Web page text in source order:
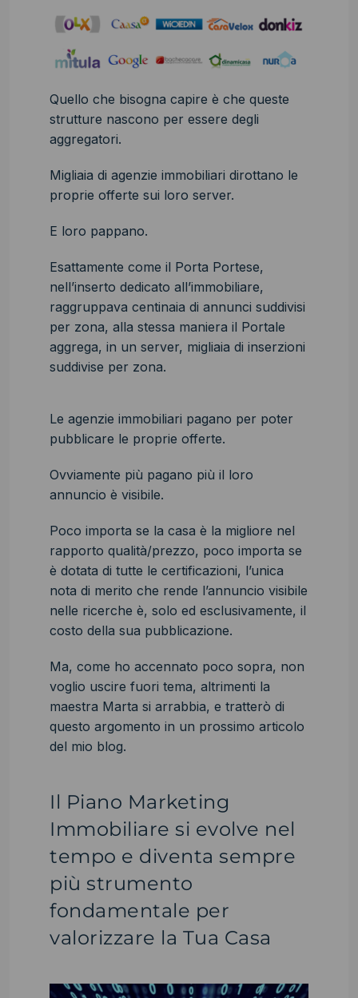
Quello che bisogna capire è che queste
strutture nascono per essere degli
aggregatori.
Migliaia di agenzie immobiliari dirottano le
proprie offerte sui loro server.
E loro pappano.
Esattamente come il Porta Portese,
nell’inserto dedicato all’immobiliare,
raggruppava centinaia di annunci suddivisi
per zona, alla stessa maniera il Portale
aggrega, in un server, migliaia di inserzioni
suddivise per zona.
Le agenzie immobiliari pagano per poter
pubblicare le proprie offerte.
Ovviamente più pagano più il loro
annuncio è visibile.
Poco importa se la casa è la migliore nel
rapporto qualità/prezzo, poco importa se
è dotata di tutte le certificazioni, l’unica
nota di merito che rende l’annuncio visibile
nelle ricerche è, solo ed esclusivamente, il
costo della sua pubblicazione.
Ma, come ho accennato poco sopra, non
voglio uscire fuori tema, altrimenti la
maestra Marta si arrabbia, e tratterò di
questo argomento in un prossimo articolo
del mio blog.
Il Piano Marketing
Immobiliare si evolve nel
tempo e diventa sempre
più strumento
fondamentale per
valorizzare la Tua Casa